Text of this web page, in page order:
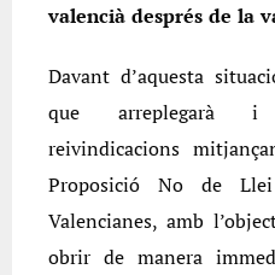
valencià després de la
Davant d’aquesta
que arreplegarà i
reivindicacions
Proposició No de
Valencianes, amb
obrir de manera